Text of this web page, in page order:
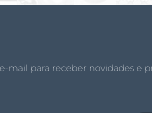
mail para receber novidades e